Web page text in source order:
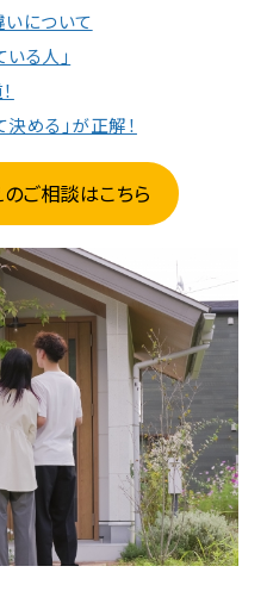
いについて
る人」
める」が正解！
ご相談はこちら